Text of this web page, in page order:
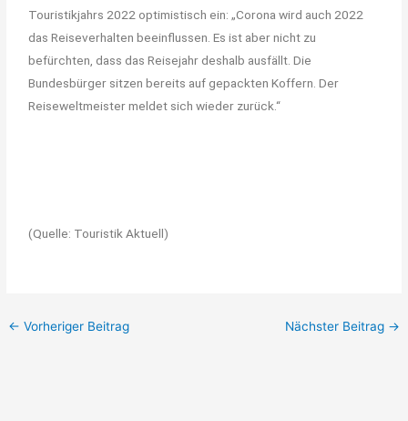
Touristikjahrs 2022 optimistisch ein: „Corona wird auch 2022
das Reiseverhalten beeinflussen. Es ist aber nicht zu
befürchten, dass das Reisejahr deshalb ausfällt. Die
Bundesbürger sitzen bereits auf gepackten Koffern. Der
Reiseweltmeister meldet sich wieder zurück.“
(Quelle: Touristik Aktuell)
← Vorheriger Beitrag Nächster Beitrag →